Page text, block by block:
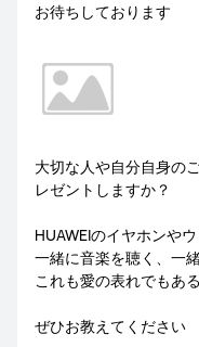
お待ちしております
大切な人や自分自身の
レゼントしますか？
HUAWEIのイヤホンや
一緒に音楽を聴く、一
これも愛の表れでもあ
ぜひお教えてください